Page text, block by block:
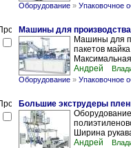
Оборудование » Упаковочное
Машины для
Машины для
пакетов
Андрей
Оборудование » Упаковочное
Большие экструдеры
Ширина
Андрей